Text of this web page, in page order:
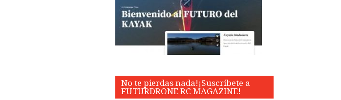
No te pierdas nada!¡Suscríbete a
FUTURDRONE RC MAGAZINE!